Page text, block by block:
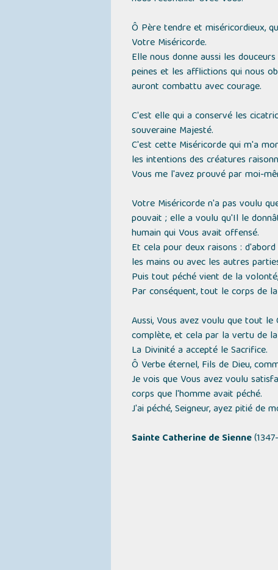
Ô Père tendre et miséricordieux,
Votre Miséricorde.
Elle nous donne aussi les
peines et les afflictions qui nous
auront combattu avec courage.
C'est elle qui a conservé les
souveraine Majesté.
C'est cette Miséricorde qui m'a
les intentions des créatures
Vous me l'avez prouvé par moi-
Votre Miséricorde n'a pas voulu
pouvait ; elle a voulu qu'Il le
humain qui Vous avait offensé.
Et cela pour deux raisons :
les mains ou avec les autres
Puis tout péché vient de la
Par conséquent, tout le corps de
Aussi, Vous avez voulu que tout
complète, et cela par la vertu de
La Divinité a accepté le Sacrifice.
Ô Verbe éternel, Fils de Dieu,
Je vois que Vous avez voulu
corps que l'homme avait péché.
J'ai péché, Seigneur, ayez pitié de
Sainte Catherine de Sienne